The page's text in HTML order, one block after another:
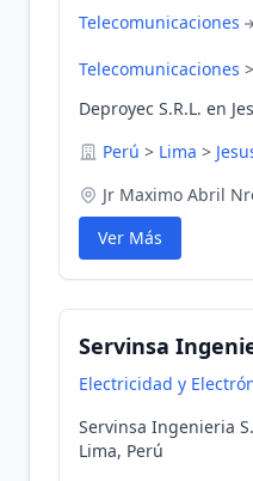
Telecomunicaciones
Telecomunicaciones >
Deproyec S.R.L. en
Perú > Lima >
Jr Maximo Abril
Ver Más
Servinsa
Electricidad y
Servinsa Ingenieria
Lima, Perú